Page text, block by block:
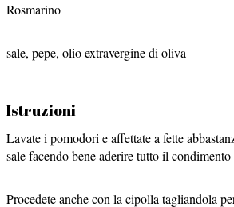
Rosmarino
sale, pepe, olio extravergine di oliva
Istruzioni
Lavate i pomodori e affettate a fette
sale facendo bene aderire tutto il
Procedete anche con la cipolla tagliandola